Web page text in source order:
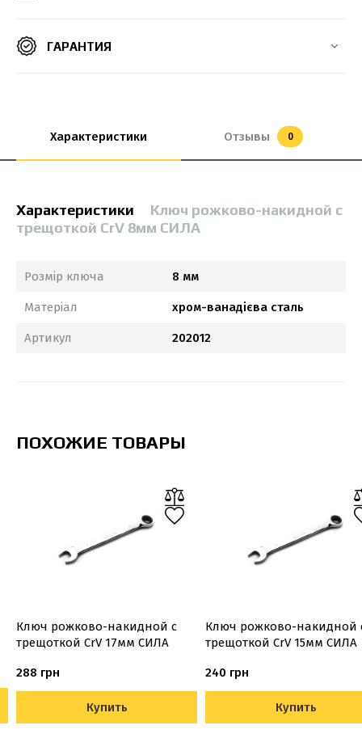
ГАРАНТИЯ
Характеристики Отзывы 0
Характеристики
Ключ рожково-накидной с
трещоткой CrV 8мм СИЛА
Розмір ключа 8 мм
Матеріал хром-ванадієва сталь
Артикул 202012
ПОХОЖИЕ ТОВАРЫ
Ключ рожково-накидной с
трещоткой CrV 17мм СИЛА
288 грн
Купить
Ключ рожково-накидной
трещоткой CrV 15мм СИЛА
240 грн
Купить